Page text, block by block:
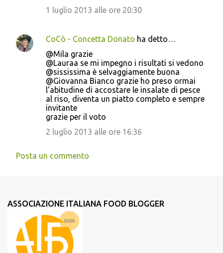
1 luglio 2013 alle ore 20:30
CoCò - Concetta Donato ha detto…
@Mila grazie
@Lauraa se mi impegno i risultati si vedono
@sississima è selvaggiamente buona
@Giovanna Bianco grazie ho preso ormai
l'abitudine di accostare le insalate di pesce
al riso, diventa un piatto completo e sempre
invitante
grazie per il voto
2 luglio 2013 alle ore 16:36
Posta un commento
ASSOCIAZIONE ITALIANA FOOD BLOGGER